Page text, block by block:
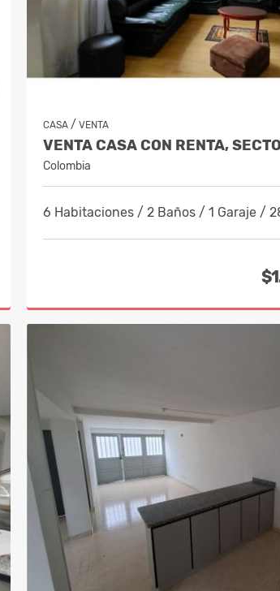
CASA / VENTA
Colombia
6 Habitaciones / 2 Baños / 1 Garaje /